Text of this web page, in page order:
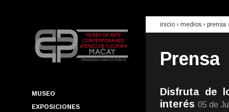
MUSEO
EXPOSICIONES
inicio › medios › prensa
Prensa
Disfruta de
interés 05 de